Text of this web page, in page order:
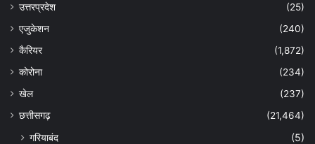
उत्तरप्रदेश
(25)
एजुकेशन
(240)
कैरियर
(1,872)
कोरोना
(234)
खेल
(237)
छत्तीसगढ़
(21,464)
गरियाबंद
(5)